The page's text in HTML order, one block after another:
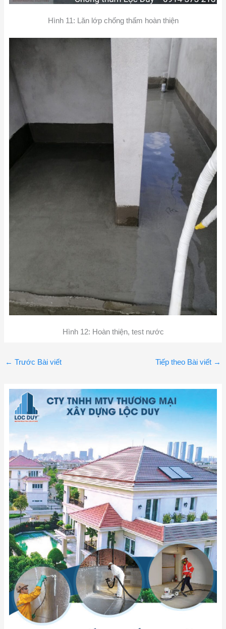
Hình 11: Lăn lớp chống thấm hoàn thiện
Hình 12: Hoàn thiện, test nước
← Trước Bài viết Tiếp theo Bài viết →